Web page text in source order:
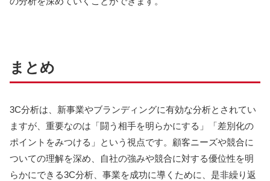
まとめ
3C分析は、新事業やブランディングに有効な分析とされてい
ますが、重要なのは「闘う相手を明らかにする」「差別化の
ポイントをみつける」という視点です。顧客ニーズや競合に
ついての理解を深め、自社の強みや競合に対する優位性を明
らかにできる3C分析、事業を成功に導くために、是非繰り返